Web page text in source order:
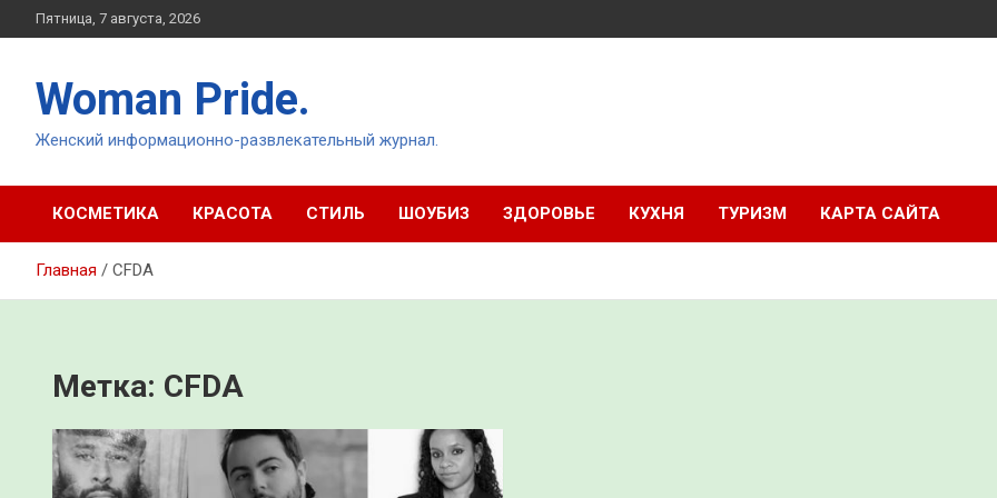
Перейти
к
Пятница, 7 августа, 2026
Woman Pride.
Женский информационно-развлекательный журнал.
КОСМЕТИКА КРАСОТА СТИЛЬ ШОУБИЗ ЗДОРОВЬЕ КУХНЯ ТУРИЗМ КАРТА САЙТА
Главная CFDA
Метка: CFDA